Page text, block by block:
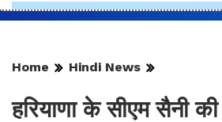
Home Hindi News
हरियाणा के सीएम सैनी